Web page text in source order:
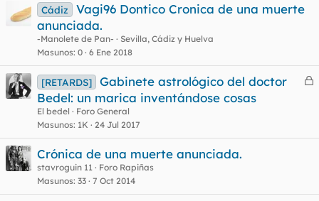
Cádiz
Vagi96 Dontico Cronica de una muerte
anunciada.
-Manolete de Pan-
Sevilla, Cádiz y Huelva
Masunos 0 6 Ene 2018
C
a
[RETARDS]
Gabinete astrológico del doctor
Bedel: un marica inventándose cosas
El bedel
Foro General
Masunos 1K 24 Jul 2017
Crónica de una muerte anunciada.
stavroguin 11
Foro Rapiñas
Masunos 33 7 Oct 2014